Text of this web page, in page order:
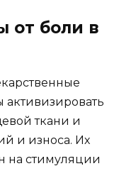
от боли в
активизировать
ткани и
и износа. Их
на стимуляции